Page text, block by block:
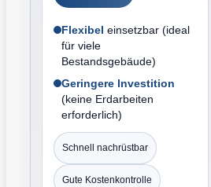
Flexibel einsetzbar (ideal
für viele
Bestandsgebäude)
Geringere Investition
(keine Erdarbeiten
erforderlich)
Schnell nachrüstbar
Gute Kostenkontrolle